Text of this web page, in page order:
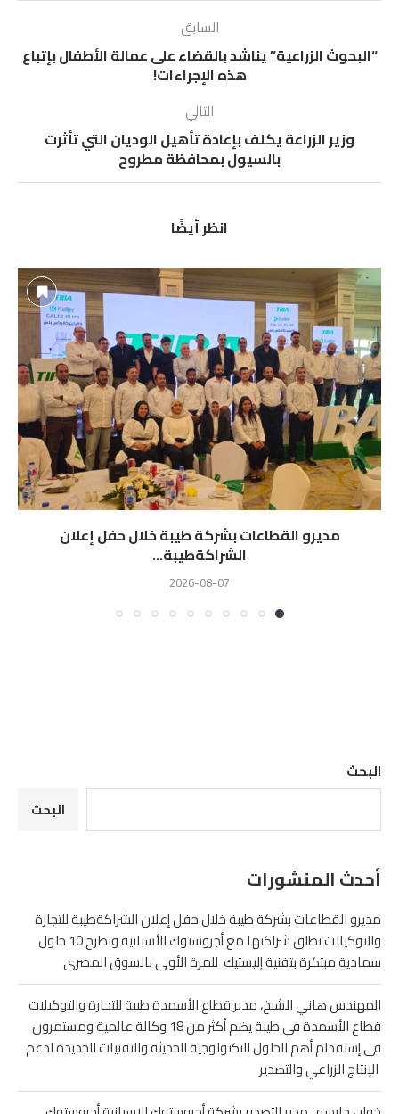
السابق
“البحوث الزراعية” يناشد بالقضاء على عمالة الأطفال بإتباع
هذه الإجراءات!
التالي
وزير الزراعة يكلف بإعادة تأهيل الوديان التي تأثرت
بالسيول بمحافظة مطروح
انظر أيضًا
مديرو القطاعات بشركة طيبة خلال حفل إعلان
الشراكةطيبة...
2026-08-07
البحث
البحث
أحدث المنشورات
مديرو القطاعات بشركة طيبة خلال حفل إعلان الشراكةطيبة للتجارة
والتوكيلات تطلق شراكتها مع أجروستوك الأسبانية وتطرح 10 حلول
سمادية مبتكرة بتفنية إليستيك للمرة الأولى بالسوق المصرى
المهندس هاني الشيخ، مدير قطاع الأسمدة طيبة للتجارة والتوكيلات
قطاع الأسمدة في طيبة يضم أكثر من 18 وكالة عالمية ومستمرون
فى إستقدام أهم الحلول التكنولوجية الحديثة والتقنيات الجديدة لدعم
الإنتاج الزراعي والتصدير